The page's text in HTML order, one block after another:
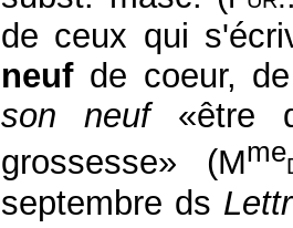
de ceux qui
neuf de coeur,
son neuf «être
grossesse» (Mme
septembre ds